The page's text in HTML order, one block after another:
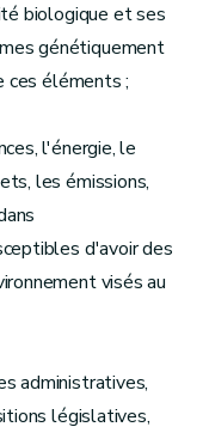
biologique et ses
génétiquement
ces éléments ;
l'énergie, le
les émissions,
d'avoir des
visés au
administratives,
législatives,